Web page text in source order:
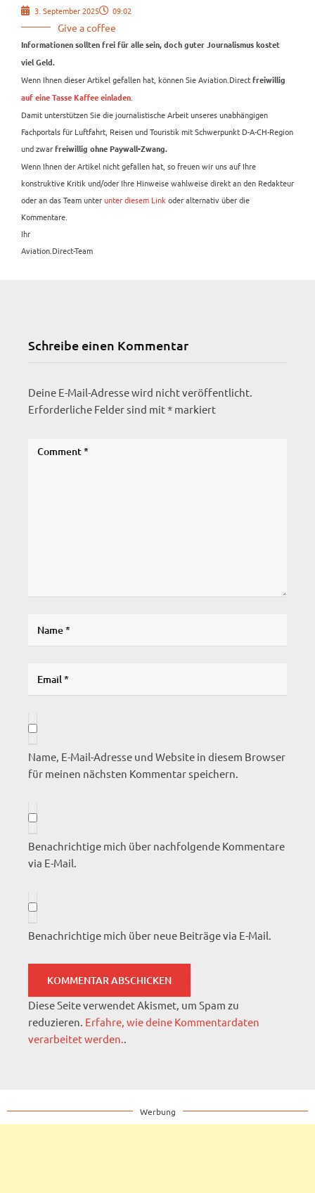
3. September 2025 09:02
Give a coffee
Informationen sollten frei für alle sein, doch guter Journalismus kostet
viel Geld.
Wenn Ihnen dieser Artikel gefallen hat, können Sie Aviation.Direct freiwillig
auf eine Tasse Kaffee einladen
Damit unterstützen Sie die journalistische Arbeit unseres unabhängigen
Fachportals für Luftfahrt, Reisen und Touristik mit Schwerpunkt D-A-CH-Region
und zwar freiwillig ohne Paywall-Zwang.
Wenn Ihnen der Artikel nicht gefallen hat, so freuen wir uns auf Ihre
konstruktive Kritik und/oder Ihre Hinweise wahlweise direkt an den Redakteur
oder an das Team unterunter diesem Link oder alternativ über die
Kommentare.
Ihr
Aviation.Direct-Team
Schreibe einen Kommentar
Deine E-Mail-Adresse wird nicht veröffentlicht.
Erforderliche Felder sind mit* markiert
Name, E-Mail-Adresse und Website in diesem Browser
für meinen nächsten Kommentar speichern.
Benachrichtige mich über nachfolgende Kommentare
via E-Mail.
Benachrichtige mich über neue Beiträge via E-Mail.
Diese Seite verwendet Akismet, um Spam zu
reduzieren. Erfahre, wie deine Kommentardaten
verarbeitet werden..
Werbung